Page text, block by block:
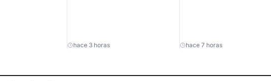
hace 3 horas hace 7 horas